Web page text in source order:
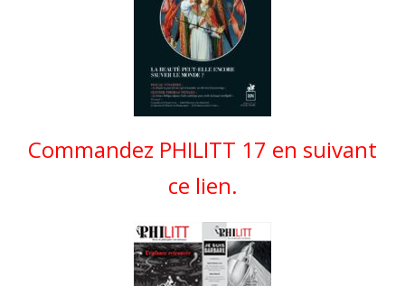
Commandez PHILITT 17 en suivant
ce lien.